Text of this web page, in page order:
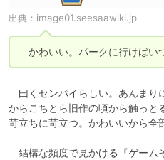
出典： image01.seesaawiki.jp
かわいい。パークに行けばい
曰くセンパイらしい。あんまり
からこちとら旧作の頃から触っと
苛立ちに苛立つ。かわいいから全
結構な頻度で見かける『ゲーム